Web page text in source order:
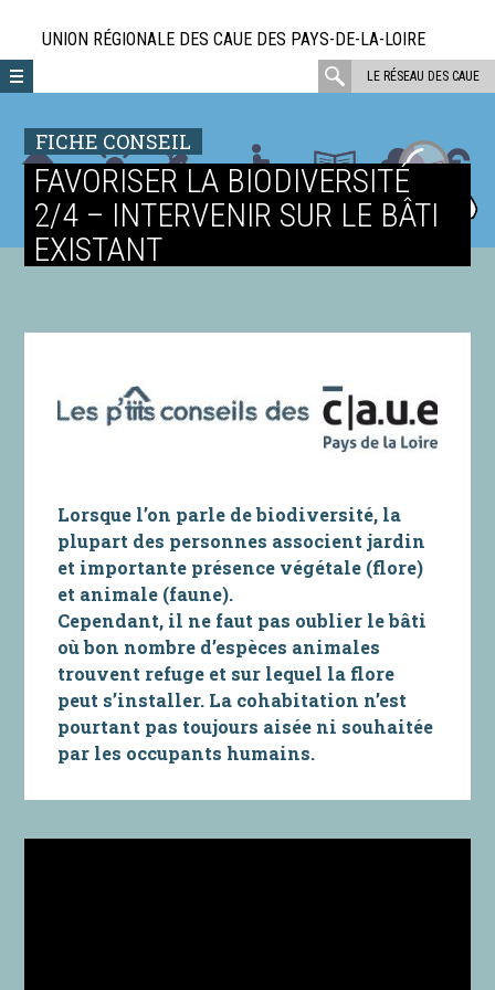
directement
au
contenu
UNION RÉGIONALE DES CAUE DES PAYS-DE-LA-LOIRE
LE RÉSEAU DES CAUE
rechercher
:
FICHE CONSEIL
FAVORISER LA BIODIVERSITÉ
2/4 – INTERVENIR SUR LE BÂTI
EXISTANT
Lorsque l’on parle de biodiversité, la
plupart des personnes associent jardin
et importante présence végétale (flore)
et animale (faune).
Cependant, il ne faut pas oublier le bâti
où bon nombre d’espèces animales
trouvent refuge et sur lequel la flore
peut s’installer. La cohabitation n’est
pourtant pas toujours aisée ni souhaitée
par les occupants humains.